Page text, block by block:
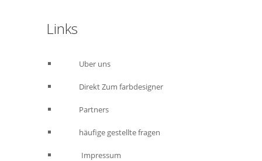
Links
Uber uns
Direkt Zum farbdesigner
Partners
häufige gestellte fragen
Impressum